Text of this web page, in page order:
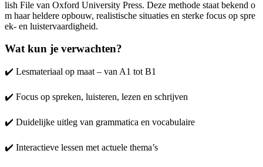
lish File van Oxford University Press. Deze methode staat bekend o
m haar heldere opbouw, realistische situaties en sterke focus op spre
ek- en luistervaardigheid.
Wat kun je verwachten?
✔️ Lesmateriaal op maat – van A1 tot B1
✔️ Focus op spreken, luisteren, lezen en schrijven
✔️ Duidelijke uitleg van grammatica en vocabulaire
✔️ Interactieve lessen met actuele thema’s